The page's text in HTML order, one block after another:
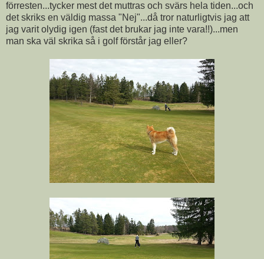
förresten...tycker mest det muttras och svärs hela tiden...och
det skriks en väldig massa "Nej"...då tror naturligtvis jag att
jag varit olydig igen (fast det brukar jag inte vara!!)...men
man ska väl skrika så i golf förstår jag eller?